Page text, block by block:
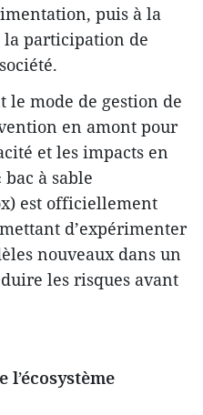
puis à la
participation de
mode de gestion de
en amont pour
et les impacts en
à sable
est officiellement
d’expérimenter
nouveaux dans un
les risques avant